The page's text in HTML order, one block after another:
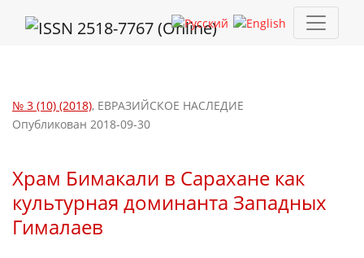
Храм Бимакали в Сарахане как культурная доминанта
№ 3 (10) (2018), ЕВРАЗИЙСКОЕ НАСЛЕДИЕ
Храм Бимакали в Сарахане как
культурная доминанта Западных
Гималаев
Опубликован 2018-09-30